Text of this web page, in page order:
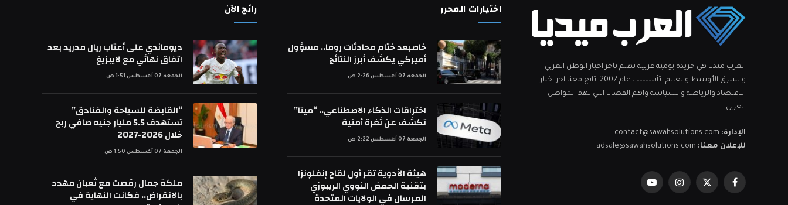
العرب ميديا هي جريدة يومية عربية تهتم بآخر اخبار الوطن العربي
والشرق الأوسط والعالم، تأسست عام 2002. تابع معنا اخر اخبار
الاقتصاد والرياضة والسياسة واهم القضايا التي تهم المواطن
العربي.
الإدارة: contact@sawahsolutions.com
للإعلان معنا: adsale@sawahsolutions.com
فيسبوكX
الانستغراميوتيوب
اختيارات المحرر
خاصبعد ختام محادثات روما.. مسؤول
أميركي يكشف أبرز النتائج
الجمعة 07 أغسطس 2:26 ص
اختراقات الذكاء الاصطناعي.. “ميتا”
تكشف عن ثغرة أمنية
الجمعة 07 أغسطس 2:22 ص
هيئة الأدوية تقر أول لقاح إنفلونزا
بتقنية الحمض النووي الريبوزي
المرسال في الولايات المتحدة
رائج الآن
ديوماندي على أعتاب ريال مدريد بعد
اتفاق نهائي مع لايبزيغ
الجمعة 07 أغسطس 1:51 ص
“القابضة للسياحة والفنادق”
تستهدف 5.5 مليار جنيه صافي ربح
خلال 2026-2027
الجمعة 07 أغسطس 1:50 ص
ملكة جمال رقصت مع ثعبان مهدد
بالانقراض.. فكانت النهاية في